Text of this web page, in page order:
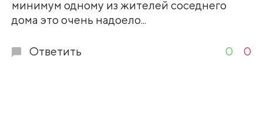
минимум одному из жителей соседнего
дома это очень надоело...
Ответить 0 0